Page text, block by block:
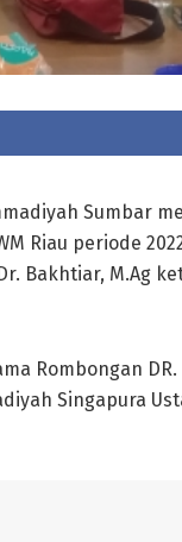
Sumbar
Riau periode
Bakhtiar, M.Ag
Rombongan
Singapura